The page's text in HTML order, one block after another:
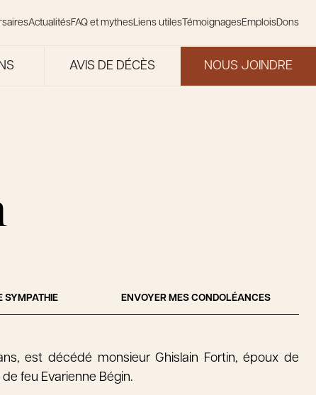
ActualitésFAQ et mythesLiens utilesTémoignagesEmploisDons
AVIS DE DÉCÈS NOUS JOINDRE
SYMPATHIE ENVOYER MES CONDOLÉANCES
est décédé monsieur Ghislain Fortin, époux de
feu Evarienne Bégin.